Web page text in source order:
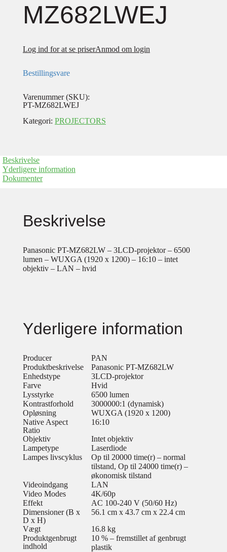
MZ682LWEJ
Log ind for at se priserAnmod om login
Bestillingsvare
Varenummer (SKU):
PT-MZ682LWEJ
Kategori: PROJECTORS
Beskrivelse
Yderligere information
Dokumenter
Beskrivelse
Panasonic PT-MZ682LW – 3LCD-projektor – 6500
lumen – WUXGA (1920 x 1200) – 16:10 – intet
objektiv – LAN – hvid
Yderligere information
Producer
PAN
Produktbeskrivelse
Panasonic PT-MZ682LW
Enhedstype
3LCD-projektor
Farve
Hvid
Lysstyrke
6500 lumen
Kontrastforhold
3000000:1 (dynamisk)
Opløsning
WUXGA (1920 x 1200)
Native Aspect
Ratio
16:10
Objektiv
Intet objektiv
Lampetype
Laserdiode
Lampes livscyklus
Op til 20000 time(r) – normal
tilstand, Op til 24000 time(r) –
økonomisk tilstand
Videoindgang
LAN
Video Modes
4K/60p
Effekt
AC 100-240 V (50/60 Hz)
Dimensioner (B x
D x H)
56.1 cm x 43.7 cm x 22.4 cm
Vægt
16.8 kg
Produktgenbrugt
indhold
10 % – fremstillet af genbrugt
plastik